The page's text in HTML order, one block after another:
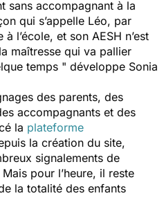
sans accompagnant à la
qui s’appelle Léo, par
l’école, et son AESH n’est
maîtresse qui va pallier
temps " développe Sonia
des parents, des
accompagnants et des
la plateforme
la création du site,
signalements de
pour l’heure, il reste
la totalité des enfants